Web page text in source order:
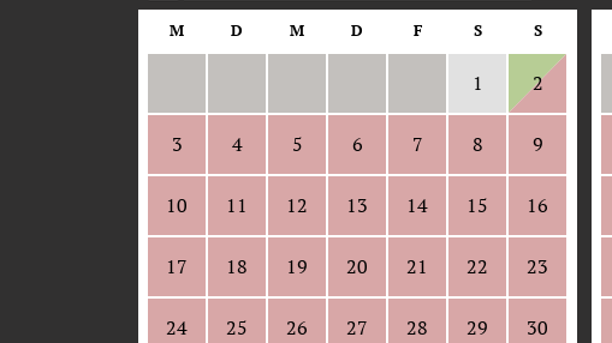
M D M D F S S
1 2
3 4 5 6 7 8 9
10 11 12 13 14 15 16
17 18 19 20 21 22 23
24 25 26 27 28 29 30